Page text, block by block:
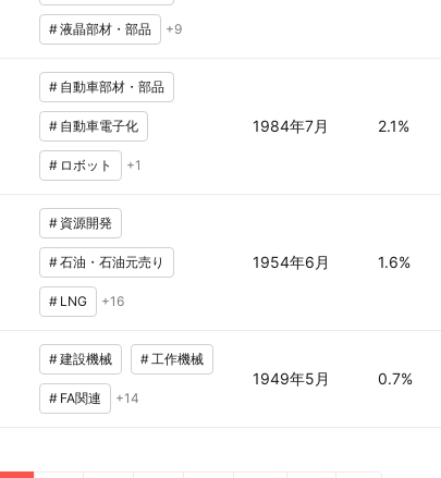
#液晶部材・部品 +9
# 自動車部材・部品
# 自動車電子化
# ロボット +1
1984年7月 2.1%
# 資源開発
#石油・石油元売り
# LNG +16
1954年6月 1.6%
#建設機械 #工作機械
# FA関連 +14
1949年5月 0.7%